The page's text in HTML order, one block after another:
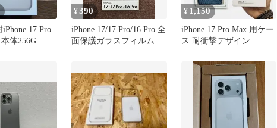
17 Pro
体256G
¥390
iPhone 17/17 Pro/16 Pro 全
面保護ガラスフィルム
¥ 1,150
iPhone 17 Pro Max 用ケー
ス 耐衝撃デザイン